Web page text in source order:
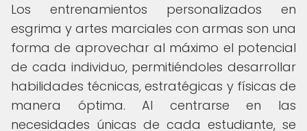
Los entrenamientos personalizados en
esgrima y artes marciales con armas son una
forma de aprovechar al máximo el potencial
de cada individuo, permitiéndoles desarrollar
habilidades técnicas, estratégicas y físicas de
manera óptima. Al centrarse en las
necesidades únicas de cada estudiante, se